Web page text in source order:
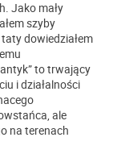
Jako mały
szyby
dowiedziałem
to trwający
i działalności
ale
na terenach